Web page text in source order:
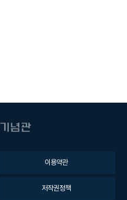
이용약관
저작권정책